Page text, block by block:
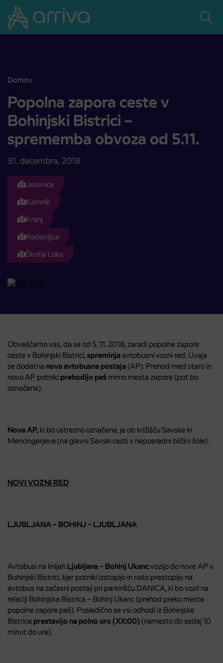
Skoči na vsebino
Domov
Popolna zapora ceste v Bohinjski Bistrici – sprememba obvoza od
Popolna zapora ceste v
Bohinjski Bistrici –
sprememba obvoza od 5.11.
31. decembra, 2018
Jesenice
Kamnik
Kranj
Radovljica
Škofja Loka
Obveščamo vas, da se od 5. 11. 2018, zaradi popolne zapore
ceste v Bohinjski Bistrici, spreminjaavtobusni vozni red. Uvaja
se dodatna nova avtobusna postaja(AP). Prehod med staro in
novo AP potniki prehodijo peš mimo mesta zapore (pot bo
označena).
Nova AP, ki bo ustrezno označena, je ob križišču Savske in
Mencingerjeve (na glavni Savski cesti v neposredni bližini šole).
NOVI VOZNI RED
LJUBLJANA – BOHINJ – LJUBLJANA
Avtobusi na linijah Ljubljana – Bohinj Ukancvozijo do nove AP v
Bohinjski Bistrici, kjer potniki izstopijo in nato prestopijo na
avtobus na začasni postaji pri parkirišču DANICA, ki bo vozil na
relaciji Bohinjska Bistrica – Bohinj Ukanc (prehod preko mesta
popolne zapore peš). Posledično se vsi odhodi iz Bohinjske
Bistrice prestavijo na polno uro (XX:00) (namesto do sedaj 10
minut do ure).